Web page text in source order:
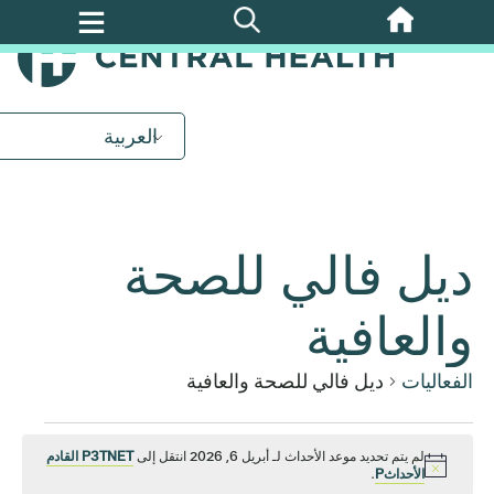
تخطي
إلى
العربية
ديل فالي للصحة
والعافية
الفعاليات ديل فالي للصحة والعافية
الفعاليات
إشعار
لم يتم تحديد موعد الأحداث لـ أبريل 6, 2026 انتقل إلى
P3TNET القادم
الأحداثP .